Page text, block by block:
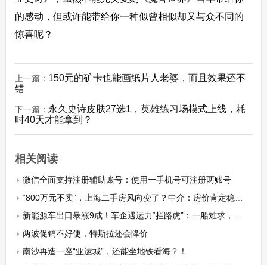
的感动，但或许能带给你一种似曾相似却又与众不同的
惊喜呢？
上一篇： 150元的矿卡也能画纸片人老婆，而且效果还不
错
下一篇： 永久史诗皮肤27选1，英雄练习场模式上线，耗
时40天才能拿到？
相关阅读
微信全面支持注册辅助账号：使用一手机号可注册两账号
“800万元不卖”，上海二手房风向变了？中介：房价肯定稳住了
新能源车出口暴涨9成！车企遇运力“拦路虎”：一船难求，排队要等2个月
两波促销不好使，特斯拉还会降价
南沙再造一座“亚运城”，还能坐地铁看海？！